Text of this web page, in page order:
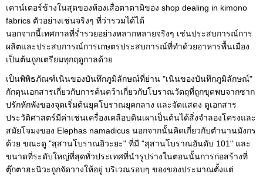
เคาน์เตอร์ข้างในสุดของห้องเสื่อตาตามิของ shop dealing in kimono
fabrics ตัวอย่างเช่นจริงๆ ที่ว่ารวมได้ได้
นอกจากนี้เทศกาลที่ร่ำรวยอย่างหลากหลายจริงๆ เช่นประสบการณ์การ
ผลิตและประสบการณ์การเกษตรประสบการณ์ที่ทำด้วยอาหารพื้นเมือง
เป็นต้นถูกเตรียมทุกฤดูกาลด้วย
เป็นพิพิธภัณฑ์เนินของบันทึกภูมิลักษณ์ที่ย่าน "เนินของบันทึกภูมิลักษณ์"
กักตุนเอกสารเกี่ยวกับการค้นคว้าเกี่ยวกับโบราณวัตถุที่ถูกขุดพบจากซาก
ปรักหักพังของจุดเริ่มต้นยุคโบราณยุคกลาง และจัดแสดง ดูเอกสาร
ประวัติศาสตร์มีค่าเช่นเครื่องเคลือบดินเผาเป็นต้นได้สิ่งจำลองโครงและ
สมัยโจมงของ Elephas namadicus นอกจากนั้นคิดเกี่ยวกับตำนานมังกร
ด้วย ขณะดู "สุสานโบราณอิวะยะ" ที่มี "สุสานโบราณอันดับ 101" และ
ขนาดที่ระดับใหญ่ที่สุดทั่วประเทศที่นำรูปร่างในตอนนั้นการก่อสร้างที่
ตุ๊กตาฮะนิวะถูกจัดวางให้อยู่ บริเวณรอบๆ ของของประมาณตั้งแต่